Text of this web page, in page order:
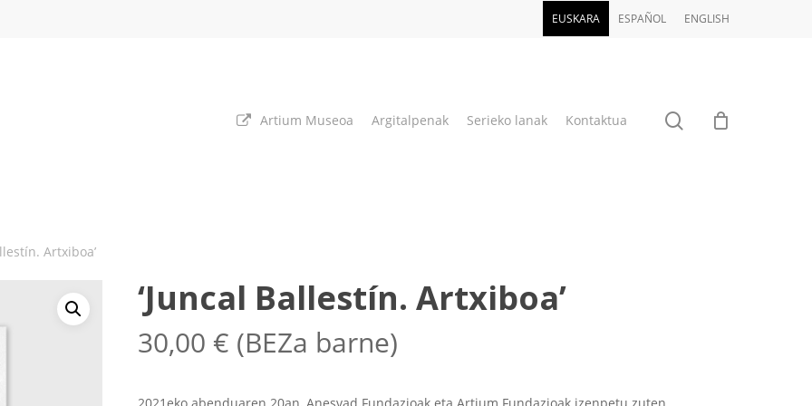
EUSKARA ESPAÑOL ENGLISH
Artium Museoa Argitalpenak Serieko lanak Kontaktua bilatu
Artxiboa’
‘Juncal Ballestín. Artxiboa’
30,00 € (BEZa barne)